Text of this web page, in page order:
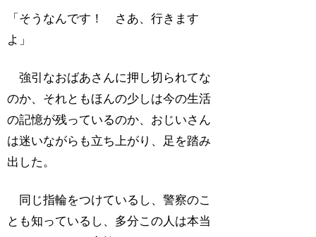
「そうなんです！ さあ、行きます
よ」
強引なおばあさんに押し切られてな
のか、それともほんの少しは今の生活
の記憶が残っているのか、おじいさん
は迷いながらも立ち上がり、足を踏み
出した。
同じ指輪をつけているし、警察のこ
とも知っているし、多分この人は本当